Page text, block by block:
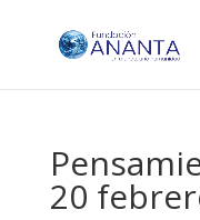
20